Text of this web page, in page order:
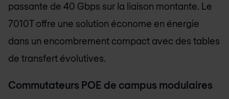
passante de 40 Gbps sur la liaison montante. Le
7010T offre une solution économe en énergie
dans un encombrement compact avec des tables
de transfert évolutives.
Commutateurs POE de campus modulaires